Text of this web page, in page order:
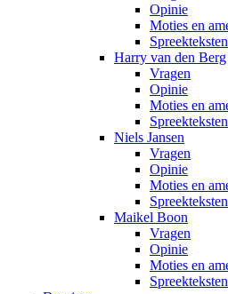
Opinie
Moties en
Spreekteksten
Harry van den Berg
Vragen
Opinie
Moties en
Spreekteksten
Niels Jansen
Vragen
Opinie
Moties en
Spreekteksten
Maikel Boon
Vragen
Opinie
Moties en
Spreekteksten